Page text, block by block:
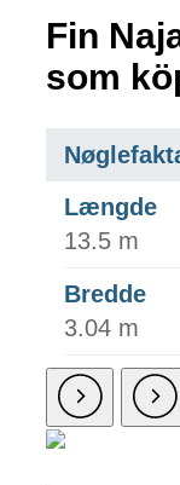
Fin
som
Længde
13.5 m
Bredde
3.04 m